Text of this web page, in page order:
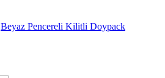
Beyaz Pencereli Kilitli Doypack